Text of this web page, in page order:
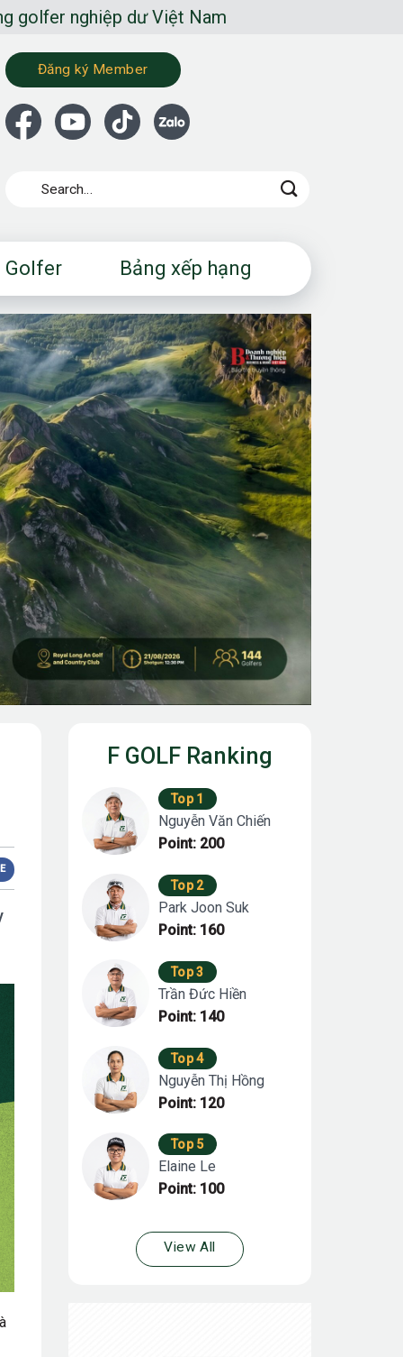
dư Việt Nam
Đăng ký Member
Golfer Bảng xếp hạng
F GOLF Ranking
Top 1
Nguyễn Văn Chiến
Point: 200
Top 2
Park Joon Suk
Point: 160
Top 3
Trần Đức Hiền
Point: 140
Top 4
Nguyễn Thị Hồng
Point: 120
Top 5
Elaine Le
Point: 100
View All